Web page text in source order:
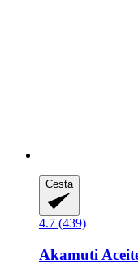
Cesta
4.7 (439)
Akamuti